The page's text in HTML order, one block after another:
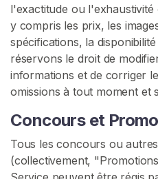
l'exactitude ou
y compris les prix, les
spécifications, la
réservons le droit de
informations et de corriger
omissions à tout moment et
Concours et
Tous les concours ou
(collectivement,
S
p
i
t
C
n